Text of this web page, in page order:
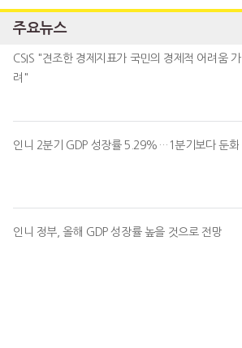
주요뉴스
CSIS "견조한 경제지표가 국민의 경제적 어려움 가
려"
인니 2분기 GDP 성장률 5.29%…1분기보다 둔화
인니 정부, 올해 GDP 성장률 높을 것으로 전망